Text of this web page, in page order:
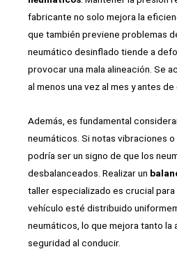
fabricante no solo mejora la
que también previene problemas
neumático desinflado tiende a
provocar una mala alineación. Se
al menos una vez al mes y antes
Además, es fundamental
neumáticos. Si notas vibraciones
podría ser un signo de que los
desbalanceados. Realizar un
taller especializado es crucial
vehículo esté distribuido
neumáticos, lo que mejora tanto la
seguridad al conducir.